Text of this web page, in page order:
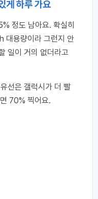
게 하루 가요
정도 남아요. 확실히
대용량이라 그런지 안
일이 거의 없더라고
선은 갤럭시가 더 빨
70% 찍어요.